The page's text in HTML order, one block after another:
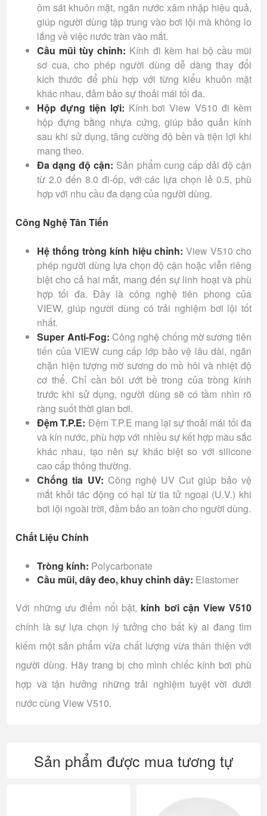
ôm sát khuôn mặt, ngăn nước xâm nhập hiệu quả,
giúp người dùng tập trung vào bơi lội mà không lo
lắng về việc nước tràn vào mắt.
Cầu mũi tùy chỉnh: Kính đi kèm hai bộ cầu mũi
sơ cua, cho phép người dùng dễ dàng thay đổi
kích thước để phù hợp với từng kiểu khuôn mặt
khác nhau, đảm bảo sự thoải mái tối đa.
Hộp đựng tiện lợi: Kính bơi View V510 đi kèm
hộp đựng bằng nhựa cứng, giúp bảo quản kính
sau khi sử dụng, tăng cường độ bền và tiện lợi khi
mang theo.
Đa dạng độ cận: Sản phẩm cung cấp dải độ cận
từ 2.0 đến 8.0 đi-ốp, với các lựa chọn lẻ 0.5, phù
hợp với nhu cầu đa dạng của người dùng.
Công Nghệ Tân Tiến
Hệ thống tròng kính hiệu chỉnh: View V510 cho
phép người dùng lựa chọn độ cận hoặc viễn riêng
biệt cho cả hai mắt, mang đến sự linh hoạt và phù
hợp tối đa. Đây là công nghệ tiên phong của
VIEW, giúp người dùng có trải nghiệm bơi lội tốt
nhất.
Super Anti-Fog: Công nghệ chống mờ sương tiên
tiến của VIEW cung cấp lớp bảo vệ lâu dài, ngăn
chặn hiện tượng mờ sương do mồ hôi và nhiệt độ
cơ thể. Chỉ cần bôi ướt bề trong của tròng kính
trước khi sử dụng, người dùng sẽ có tầm nhìn rõ
ràng suốt thời gian bơi.
Đệm T.P.E: Đệm T.P.E mang lại sự thoải mái tối đa
và kín nước, phù hợp với nhiều sự kết hợp màu sắc
khác nhau, tạo nên sự khác biệt so với silicone
cao cấp thông thường.
Chống tia UV: Công nghệ UV Cut giúp bảo vệ
mắt khỏi tác động có hại từ tia tử ngoại (U.V.) khi
bơi lội ngoài trời, đảm bảo an toàn cho người dùng.
Chất Liệu Chính
Tròng kính: Polycarbonate
Cầu mũi, dây đeo, khuy chỉnh dây: Elastomer
Với những ưu điểm nổi bật, kính bơi cận View V510
chính là sự lựa chọn lý tưởng cho bất kỳ ai đang tìm
kiếm một sản phẩm vừa chất lượng vừa thân thiện với
người dùng. Hãy trang bị cho mình chiếc kính bơi phù
hợp và tận hưởng những trải nghiệm tuyệt vời dưới
nước cùng View V510.
Sản phẩm được mua tương tự